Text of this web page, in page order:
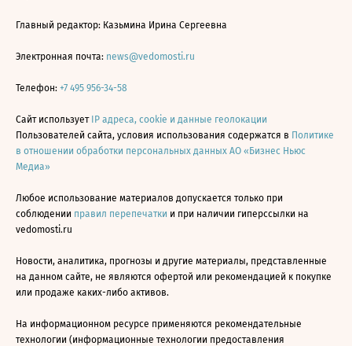
Главный редактор: Казьмина Ирина Сергеевна
Электронная почта: news@vedomosti.ru
Телефон: +7 495 956-34-58
Сайт использует IP адреса, cookie и данные геолокации
Пользователей сайта, условия использования содержатся в Политике
в отношении обработки персональных данных АО «Бизнес Ньюс
Медиа»
Любое использование материалов допускается только при
соблюдении правил перепечатки и при наличии гиперссылки на
vedomosti.ru
Новости, аналитика, прогнозы и другие материалы, представленные
на данном сайте, не являются офертой или рекомендацией к покупке
или продаже каких-либо активов.
На информационном ресурсе применяются рекомендательные
технологии (информационные технологии предоставления